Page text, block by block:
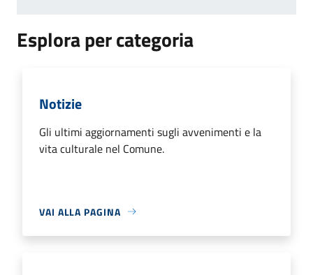
Esplora per categoria
Notizie
Gli ultimi aggiornamenti sugli avvenimenti e la
vita culturale nel Comune.
VAI ALLA PAGINA